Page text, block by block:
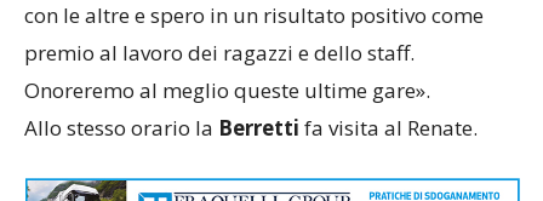
con le altre e spero in un risultato positivo come
premio al lavoro dei ragazzi e dello staff.
Onoreremo al meglio queste ultime gare».
Allo stesso orario la Berretti fa visita al Renate.